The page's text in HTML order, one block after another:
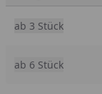
ab 3 Stück
ab 6 Stück